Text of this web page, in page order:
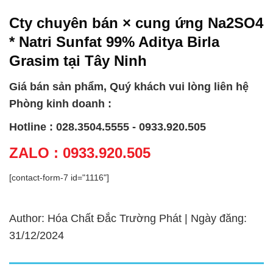
Cty chuyên bán × cung ứng Na2SO4
* Natri Sunfat 99% Aditya Birla
Grasim tại Tây Ninh
Giá bán sản phẩm, Quý khách vui lòng liên hệ
Phòng kinh doanh :
Hotline : 028.3504.5555 - 0933.920.505
ZALO : 0933.920.505
[contact-form-7 id="1116"]
Author: Hóa Chất Đắc Trường Phát | Ngày đăng:
31/12/2024